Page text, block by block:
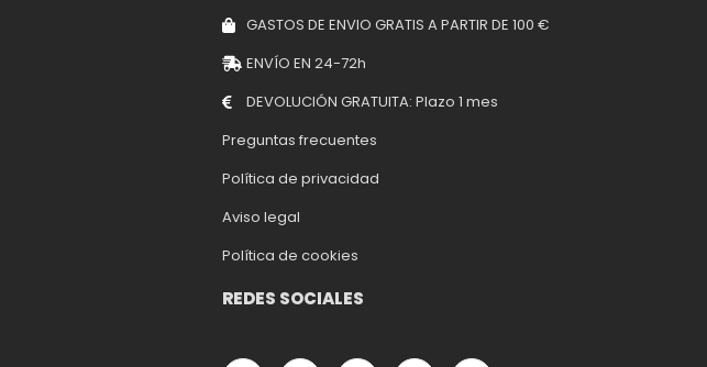
GASTOS DE ENVIO GRATIS A PARTIR DE 100 €
ENVÍO EN 24-72h
DEVOLUCIÓN GRATUITA: Plazo 1 mes
Preguntas frecuentes
Política de privacidad
Aviso legal
Política de cookies
REDES SOCIALES